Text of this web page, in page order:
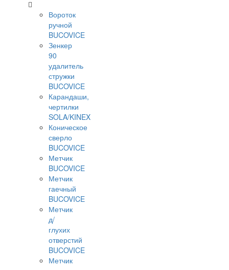
Вороток
ручной
BUCOVICE
Зенкер
90
удалитель
стружки
BUCOVICE
Карандаши,
чертилки
SOLA/KINEX
Коническое
сверло
BUCOVICE
Метчик
BUCOVICE
Метчик
гаечный
BUCOVICE
Метчик
д/
глухих
отверстий
BUCOVICE
Метчик